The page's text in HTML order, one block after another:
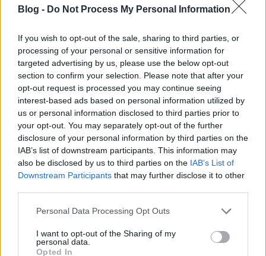
Blog - Do Not Process My Personal Information
If you wish to opt-out of the sale, sharing to third parties, or
processing of your personal or sensitive information for
targeted advertising by us, please use the below opt-out
section to confirm your selection. Please note that after your
opt-out request is processed you may continue seeing
interest-based ads based on personal information utilized by
us or personal information disclosed to third parties prior to
your opt-out. You may separately opt-out of the further
disclosure of your personal information by third parties on the
IAB’s list of downstream participants. This information may
also be disclosed by us to third parties on the IAB’s List of
Downstream Participants that may further disclose it to other
Please note that this website/app uses one or more Google
not limited to your visit or usage behaviour. You may click to
grant or deny consent to Google and its third-party tags to
Personal Data Processing Opt Outs
I want to opt-out of the Sharing of my
personal data.
Opted In
(via Geektyrant) Levetítettek egy exkluzív trailert a
aminek a sztoriját…